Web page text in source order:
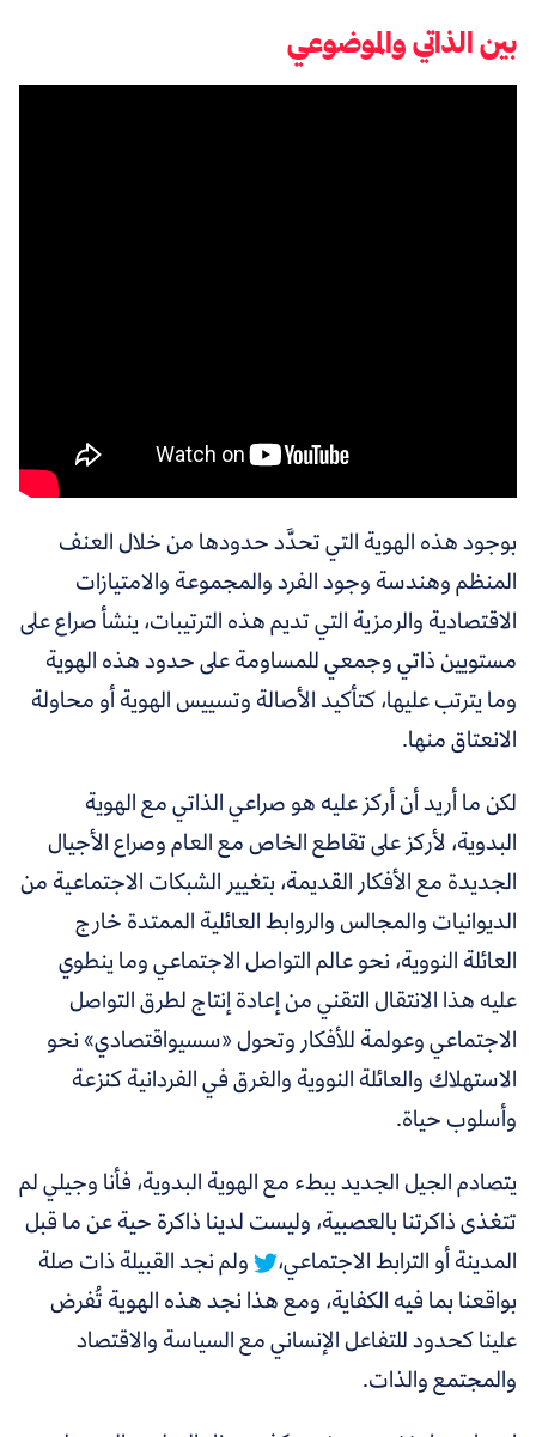
بين الذاتي والموضوعي
بوجود هذه الهوية التي تحدَّد حدودها من خلال العنف
المنظم وهندسة وجود الفرد والمجموعة والامتيازات
الاقتصادية والرمزية التي تديم هذه الترتيبات، ينشأ صراع على
مستويين ذاتي وجمعي للمساومة على حدود هذه الهوية
وما يترتب عليها، كتأكيد الأصالة وتسييس الهوية أو محاولة
الانعتاق منها.
لكن ما أريد أن أركز عليه هو صراعي الذاتي مع الهوية
البدوية، لأركز على تقاطع الخاص مع العام وصراع الأجيال
الجديدة مع الأفكار القديمة، بتغيير الشبكات الاجتماعية من
الديوانيات والمجالس والروابط العائلية الممتدة خارج
العائلة النووية، نحو عالم التواصل الاجتماعي وما ينطوي
عليه هذا الانتقال التقني من إعادة إنتاج لطرق التواصل
الاجتماعي وعولمة للأفكار وتحول «سسيواقتصادي» نحو
الاستهلاك والعائلة النووية والغرق في الفردانية كنزعة
وأسلوب حياة.
يتصادم الجيل الجديد ببطء مع الهوية البدوية، فأنا وجيلي لم
تتغذى ذاكرتنا بالعصبية، وليست لدينا ذاكرة حية عن ما قبل
المدينة أو الترابط الاجتماعي،
ولم نجد القبيلة ذات صلة
بواقعنا بما فيه الكفاية، ومع هذا نجد هذه الهوية تُفرض
علينا كحدود للتفاعل الإنساني مع السياسة والاقتصاد
والمجتمع والذات.